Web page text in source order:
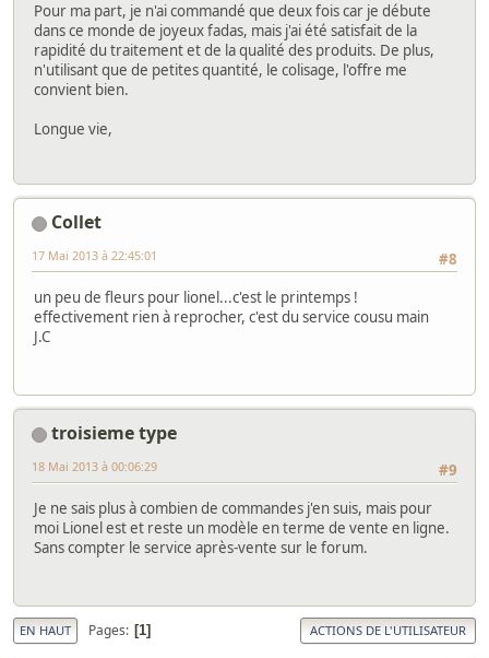
Pour ma part, je n'ai commandé que deux fois car je débute
dans ce monde de joyeux fadas, mais j'ai été satisfait de la
rapidité du traitement et de la qualité des produits. De plus,
n'utilisant que de petites quantité, le colisage, l'offre me
convient bien.
Longue vie,
Collet
#8
17 Mai 2013 à 22:45:01
un peu de fleurs pour lionel...c'est le printemps !
effectivement rien à reprocher, c'est du service cousu main
J.C
troisieme type
#9
18 Mai 2013 à 00:06:29
Je ne sais plus à combien de commandes j'en suis, mais pour
moi Lionel est et reste un modèle en terme de vente en ligne.
Sans compter le service après-vente sur le forum.
EN HAUT Pages 1 ACTIONS DE L'UTILISATEUR